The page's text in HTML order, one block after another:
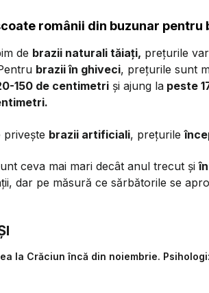
românii din buzunar pentru
de brazii naturali tăiați, prețurile
brazii în ghiveci, prețurile sunt
150 de centimetri și ajung la peste
privește brazii artificiali, prețurile
ceva mai mari decât anul trecut și
dar pe măsură ce sărbătorile se
la Crăciun încă din noiembrie.